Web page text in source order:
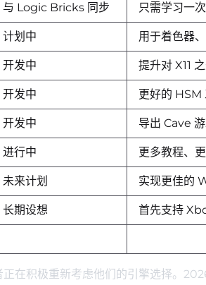
与 Logic Bricks 同步 只需学习一
计划中 用于着色器
开发中 提升对 X11
开发中 更好的 HSM
开发中 导出 Cave
进行中 更多教程、
未来计划 实现更佳的
长期设想 首先支持
在积极重新考虑他们的引擎选择。